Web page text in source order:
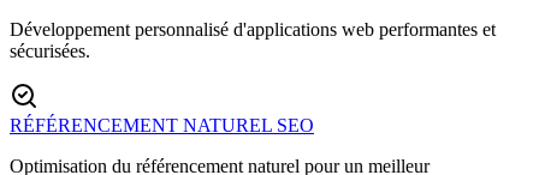
Développement personnalisé d'applications web performantes et
sécurisées.
RÉFÉRENCEMENT NATUREL SEO
Optimisation du référencement naturel pour un meilleur